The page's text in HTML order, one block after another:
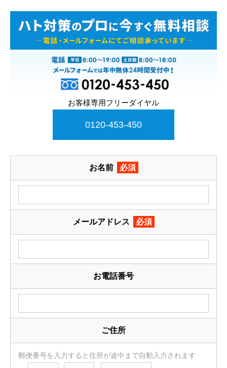
お客様専用フリーダイヤル
0120-453-450
お名前 必須
メールアドレス 必須
お電話番号
ご住所
郵便番号を入力すると住所が途中まで自動入力されます